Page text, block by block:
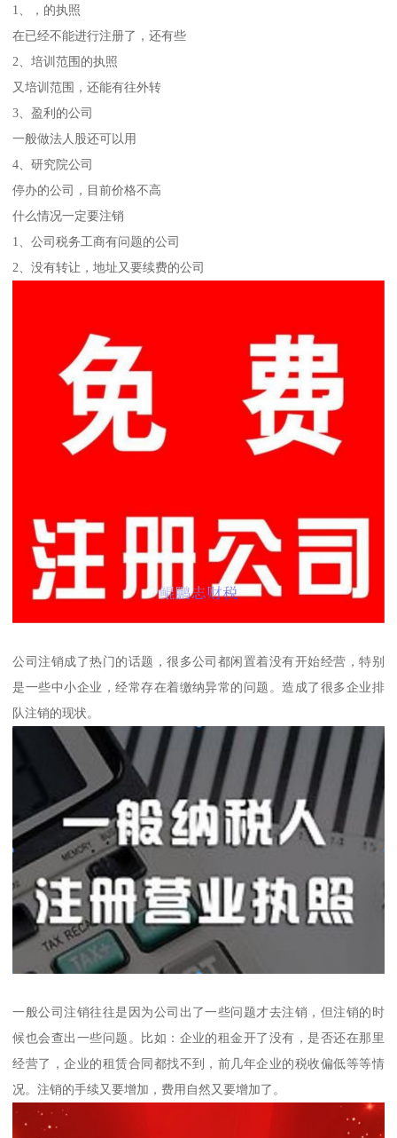
1、，的执照
在已经不能进行注册了，还有些
2、培训范围的执照
又培训范围，还能有往外转
3、盈利的公司
一般做法人股还可以用
4、研究院公司
停办的公司，目前价格不高
什么情况一定要注销
1、公司税务工商有问题的公司
2、没有转让，地址又要续费的公司
公司注销成了热门的话题，很多公司都闲置着没有开始经营，特别
是一些中小企业，经常存在着缴纳异常的问题。造成了很多企业排
队注销的现状。
一般公司注销往往是因为公司出了一些问题才去注销，但注销的时
候也会查出一些问题。比如：企业的租金开了没有，是否还在那里
经营了，企业的租赁合同都找不到，前几年企业的税收偏低等等情
况。注销的手续又要增加，费用自然又要增加了。